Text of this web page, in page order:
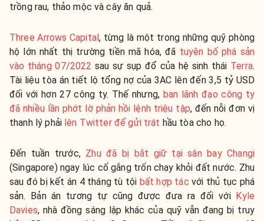
trồng rau, thảo mộc và cây ăn quả.
Three Arrows Capital, từng là một trong những quỹ phòng
hộ lớn nhất thị trường tiền mã hóa, đã tuyên bố phá sản
vào tháng 07/2022 sau sự sụp đổ của hệ sinh thái Terra.
Tài liệu tòa án tiết lộ tổng nợ của 3AC lên đến 3,5 tỷ USD
đối với hơn 27 công ty. Thế nhưng, ban lãnh đạo công ty
đã nhiều lần phớt lờ phản hồi lệnh triệu tập, đến nỗi đơn vị
thanh lý phải lên Twitter để gửi trát hầu tòa cho họ.
Đến tuần trước, Zhu đã bị bắt giữ tại sân bay Changi
(Singapore) ngay lúc cố gắng trốn chạy khỏi đất nước. Zhu
sau đó bị kết án 4 tháng tù tội bất hợp tác với thủ tục phá
sản. Bản án tương tự cũng được đưa ra đối với Kyle
Davies, nhà đồng sáng lập khác của quỹ vẫn đang bị truy